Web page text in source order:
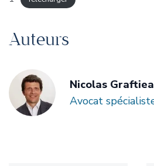
Auteurs
Nicolas
Avocat